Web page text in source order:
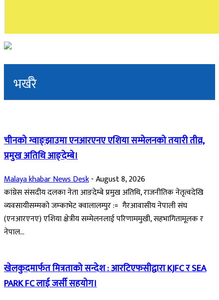
भर्खरै
चीनको ग्वाङ्झाउमा एनआरएनए एशिया सम्मेलनको तयारी तीव्र,
प्रमुख अतिथि आङ्देम्बे।
Malaya khabar News Desk-August 8, 2026
कांग्रेस संसदीय दलका नेता आङदेम्बे प्रमुख अतिथि, राजनीतिक नेतृत्वदेखि
व्यवसायीसम्मको जम्काभेट क्वालालम्पुर := गैरआवासीय नेपाली संघ
(एनआरएनए) एशिया क्षेत्रीय सम्मेलनलाई परिणाममुखी, सहभागितामूलक र
नेपाल...
खेलकुदमार्फत मित्रताको सन्देश : आरटिएफसीद्वारा KJFC र SEA
PARK FC लाई जर्सी सहयोग।